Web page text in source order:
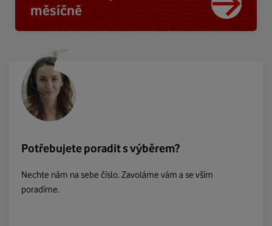
měsíčně
Potřebujete poradit s výběrem?
Nechte nám na sebe číslo. Zavoláme vám a se vším
poradíme.